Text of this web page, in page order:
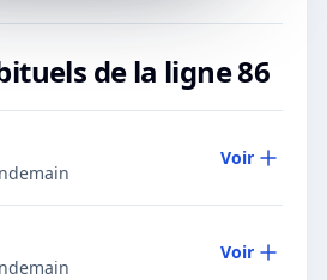
de la ligne86
Voir
Voir